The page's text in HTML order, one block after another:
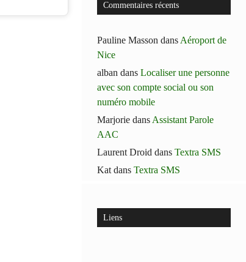
Commentaires récents
Pauline Masson dans Aéroport de
Nice
alban dansLocaliser une personne
avec son compte social ou son
numéro mobile
Marjorie dans Assistant Parole
AAC
Laurent Droid dansTextra SMS
Kat dansTextra SMS
Liens